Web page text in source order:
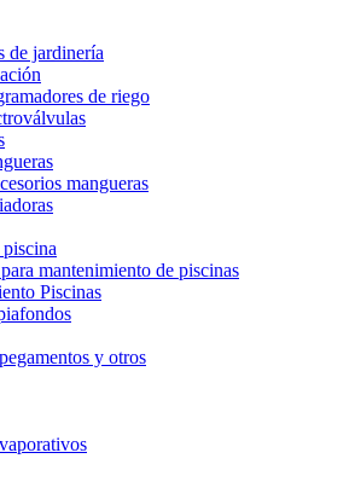
de jardinería
de riego
mangueras
mantenimiento de piscinas
Piscinas
y otros